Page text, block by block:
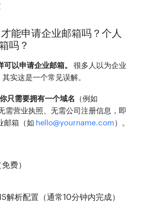
能申请企业邮箱吗？个人
吗？
以申请企业邮箱。
很多人以为企业
实这是一个常见误解。
你只需要拥有一个域名 （例如
营业执照、无需公司注册信息，即
邮箱（如 hello@yourname.com）。
费）
解析配置（通常10分钟内完成）